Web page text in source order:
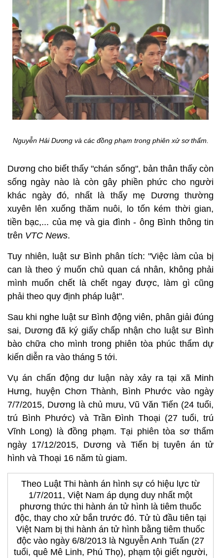
Nguyễn Hải Dương và các đồng phạm trong phiên xử sơ thẩm.
Dương cho biết thấy "chán sống", bản thân thấy còn
sống ngày nào là còn gây phiền phức cho người
khác ngày đó, nhất là thấy mẹ Dương thường
xuyên lên xuống thăm nuôi, lo tốn kém thời gian,
tiền bạc,... của mẹ và gia đình - ông Bình thông tin
trên VTC News.
Tuy nhiên, luật sư Bình phân tích: "Việc làm của bị
can là theo ý muốn chủ quan cá nhân, không phải
mình muốn chết là chết ngay được, làm gì cũng
phải theo quy định pháp luật".
Sau khi nghe luật sư Bình động viên, phân giải đúng
sai, Dương đã ký giấy chấp nhận cho luật sư Bình
bào chữa cho mình trong phiên tòa phúc thẩm dự
kiến diễn ra vào tháng 5 tới.
Vụ án chấn động dư luận này xảy ra tại xã Minh
Hưng, huyện Chơn Thành, Bình Phước vào ngày
7/7/2015, Dương là chủ mưu, Vũ Văn Tiến (24 tuổi,
trú Bình Phước) và Trần Đình Thoại (27 tuổi, trú
Vĩnh Long) là đồng phạm. Tại phiên tòa sơ thẩm
ngày 17/12/2015, Dương và Tiến bị tuyên án tử
hình và Thoại 16 năm tù giam.
Theo Luật Thi hành án hình sự có hiệu lực từ
1/7/2011, Việt Nam áp dụng duy nhất một
phương thức thi hành án tử hình là tiêm thuốc
độc, thay cho xử bắn trước đó. Tử tù đầu tiên tại
Việt Nam bị thi hành án tử hình bằng tiêm thuốc
độc vào ngày 6/8/2013 là Nguyễn Anh Tuấn (27
tuổi, quê Mê Linh, Phú Thọ), phạm tội giết người,